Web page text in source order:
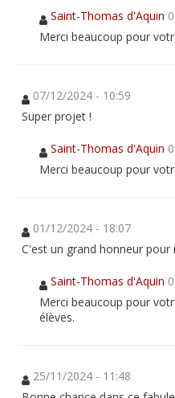
Saint-Thomas d'Aquin
Merci beaucoup pour
07/12/2024 - 10:59
Super projet !
Saint-Thomas d'Aquin
Merci beaucoup pour
01/12/2024 - 18:07
C'est un grand honneur
Saint-Thomas d'Aquin
Merci beaucoup pour
élèves.
25/11/2024 - 11:48